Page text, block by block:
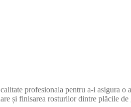
profesionala pentru a-i asigura o
și finisarea rosturilor dintre plăcile de